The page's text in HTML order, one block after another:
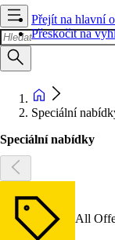
Přejít na hlavní
Přeskočit na
Speciální
Speciální nabídky
All